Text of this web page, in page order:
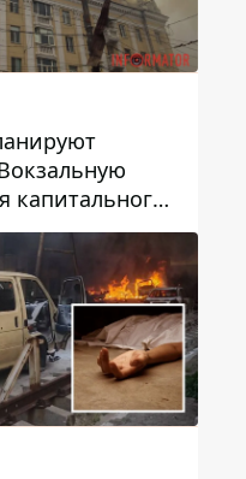
капитального
в который
ракета: